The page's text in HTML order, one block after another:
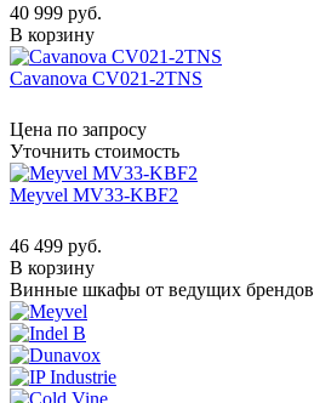
40 999 руб.
В корзину
Cavanova CV021-2TNS
Цена по запросу
Уточнить стоимость
Meyvel MV33-KBF2
46 499 руб.
В корзину
Винные шкафы от ведущих брендов